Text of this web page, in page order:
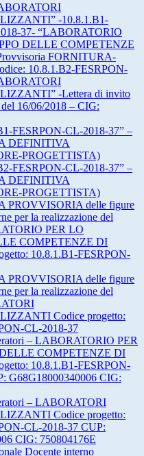
-10.8.1.B1-
37- “LABORATORIO
DELLE COMPETENZE
FORNITURA-
10.8.1.B2-FESRPON-
-Lettera di invito
16/06/2018 – CIG:
FESRPON-CL-2018-37” –
DEFINITIVA
PROGETTISTA)
FESRPON-CL-2018-37” –
DEFINITIVA
PROGETTISTA)
PROVVISORIA delle figure
per la realizzazione del
PER LO
COMPETENZE DI
10.8.1.B1-FESRPON-
PROVVISORIA delle figure
per la realizzazione del
Codice progetto:
CL-2018-37
– LABORATORIO PER
COMPETENZE DI
10.8.1.B1-FESRPON-
G68G18000340006 CIG:
– LABORATORI
Codice progetto:
CL-2018-37 CUP:
CIG: 750804176E
Docente interno